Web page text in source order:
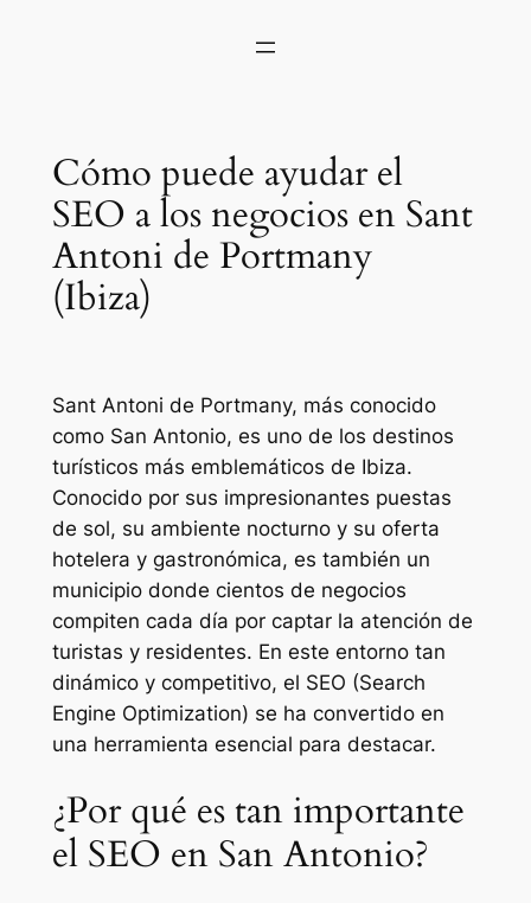
Cómo puede ayudar el
SEO a los negocios en Sant
Antoni de Portmany
(Ibiza)
Sant Antoni de Portmany, más conocido
como San Antonio, es uno de los destinos
turísticos más emblemáticos de Ibiza.
Conocido por sus impresionantes puestas
de sol, su ambiente nocturno y su oferta
hotelera y gastronómica, es también un
municipio donde cientos de negocios
compiten cada día por captar la atención de
turistas y residentes. En este entorno tan
dinámico y competitivo, el SEO (Search
Engine Optimization) se ha convertido en
una herramienta esencial para destacar.
¿Por qué es tan importante
el SEO en San Antonio?